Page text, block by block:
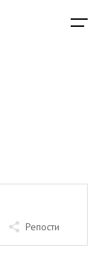
Репости